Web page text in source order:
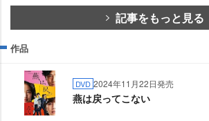
記事をもっと見る
作品
DVD 2024年11月22日発売
燕は戻ってこない